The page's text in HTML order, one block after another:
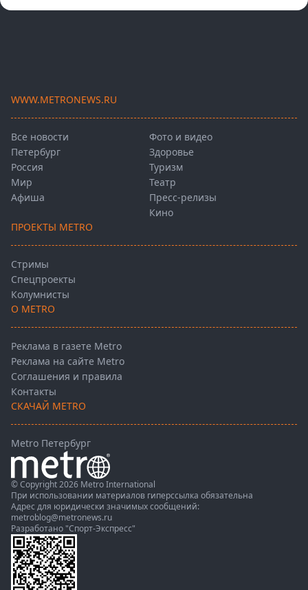
WWW.METRONEWS.RU
Все новости
Петербург
Россия
Мир
Афиша
Фото и видео
Здоровье
Туризм
Театр
Пресс-релизы
Кино
ПРОЕКТЫ METRO
Стримы
Спецпроекты
Колумнисты
О METRO
Реклама в газете Metro
Реклама на сайте Metro
Соглашения и правила
Контакты
СКАЧАЙ METRO
Metro Петербург
© Copyright 2026 Metro International
При использовании материалов гиперссылка обязательна
Адрес для юридически значимых сообщений:
metroblog@metronews.ru
Разработано "Спорт-Экспресс"